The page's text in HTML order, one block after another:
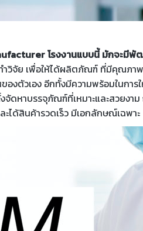
โรงงานแบบนี้ มักจะมี
ทำวิจัย เพื่อให้ได้ผลิตภัณฑ์ ที่มีคุณ
งตัวเอง อีกทั้งมีความพร้อมในการ
ดหาบรรจุภัณฑ์ที่เหมาะและสวยงา
ได้สินค้ารวดเร็ว มีเอกลักษณ์เฉพาะ